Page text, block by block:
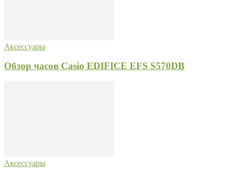
Аксессуары
Обзор часов Casio EDIFICE EFS S570DB
Аксессуары